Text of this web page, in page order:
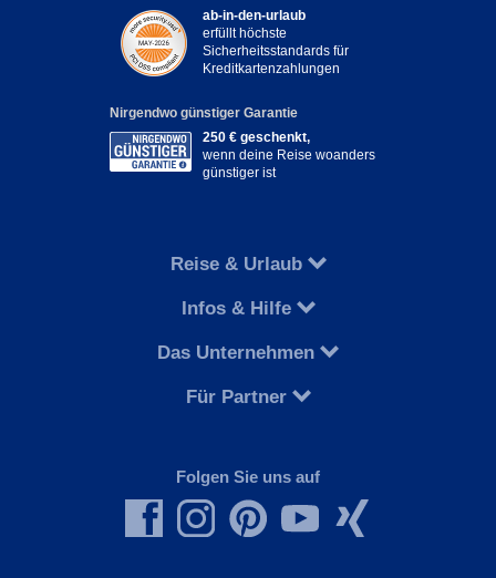
ab-in-den-urlaub
erfüllt höchste
Sicherheitsstandards für
Kreditkartenzahlungen
Nirgendwo günstiger Garantie
250 € geschenkt,
wenn deine Reise woanders
günstiger ist
Reise & Urlaub
Infos & Hilfe
Das Unternehmen
Für Partner
Folgen Sie uns auf